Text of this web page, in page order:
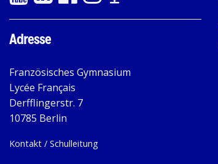
Adresse
Französisches Gymnasium
Lycée Français
Derfflingerstr. 7
10785 Berlin
Kontakt / Schulleitung